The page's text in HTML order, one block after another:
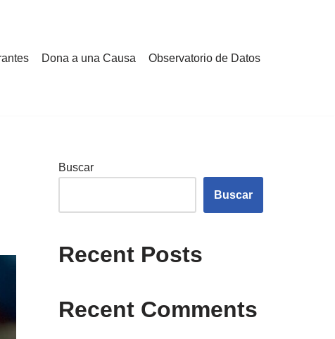
Dona a una Causa Observatorio de Datos
Buscar
Buscar
Recent Posts
Recent Comments